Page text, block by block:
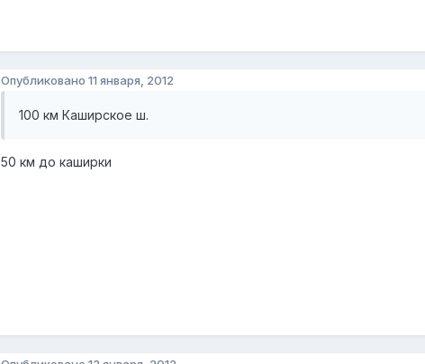
Опубликовано 11 января, 2012
100 км Каширское ш.
50 км до каширки